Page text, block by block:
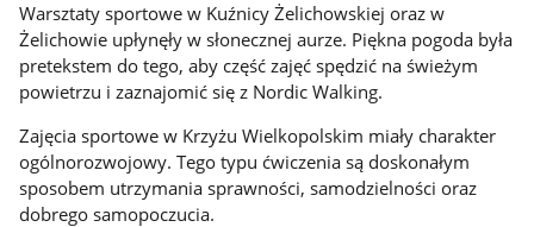
Warsztaty sportowe w Kuźnicy Żelichowskiej oraz w
Żelichowie upłynęły w słonecznej aurze. Piękna pogoda była
pretekstem do tego, aby część zajęć spędzić na świeżym
powietrzu i zaznajomić się z Nordic Walking.
Zajęcia sportowe w Krzyżu Wielkopolskim miały charakter
ogólnorozwojowy. Tego typu ćwiczenia są doskonałym
sposobem utrzymania sprawności, samodzielności oraz
dobrego samopoczucia.